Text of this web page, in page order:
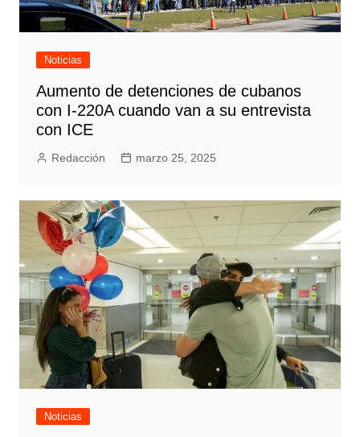
Noticias
Aumento de detenciones de cubanos
con I-220A cuando van a su entrevista
con ICE
Redacción marzo 25, 2025
Noticias